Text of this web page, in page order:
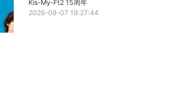
Kis-My-Ft2 15周年
2026-08-07 19:27:44